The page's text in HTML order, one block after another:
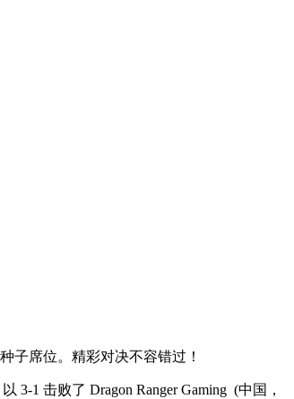
子席位。精彩对决不容错过！
3-1 击败了 Dragon Ranger Gaming (中国，